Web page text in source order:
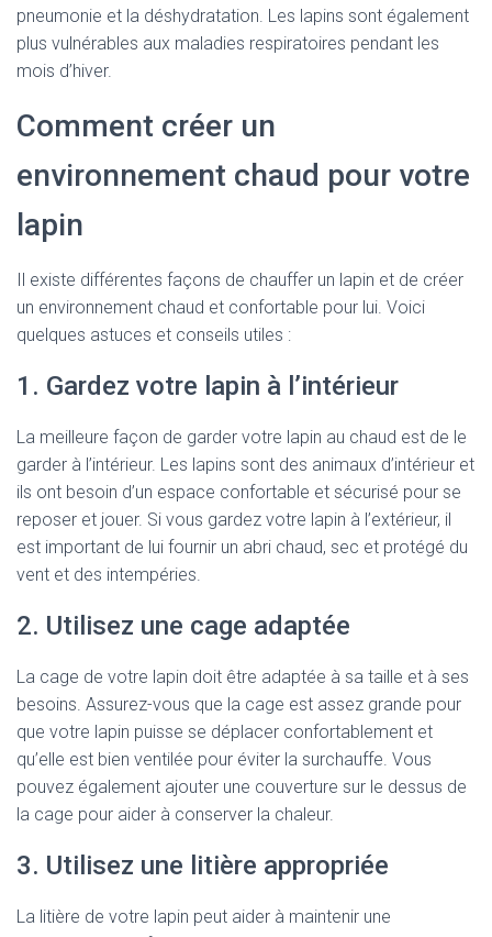
pneumonie et la déshydratation. Les lapins sont également
plus vulnérables aux maladies respiratoires pendant les
mois d’hiver.
Comment créer un
environnement chaud pour votre
lapin
Il existe différentes façons de chauffer un lapin et de créer
un environnement chaud et confortable pour lui. Voici
quelques astuces et conseils utiles :
1. Gardez votre lapin à l’intérieur
La meilleure façon de garder votre lapin au chaud est de le
garder à l’intérieur. Les lapins sont des animaux d’intérieur et
ils ont besoin d’un espace confortable et sécurisé pour se
reposer et jouer. Si vous gardez votre lapin à l’extérieur, il
est important de lui fournir un abri chaud, sec et protégé du
vent et des intempéries.
2. Utilisez une cage adaptée
La cage de votre lapin doit être adaptée à sa taille et à ses
besoins. Assurez-vous que la cage est assez grande pour
que votre lapin puisse se déplacer confortablement et
qu’elle est bien ventilée pour éviter la surchauffe. Vous
pouvez également ajouter une couverture sur le dessus de
la cage pour aider à conserver la chaleur.
3. Utilisez une litière appropriée
La litière de votre lapin peut aider à maintenir une